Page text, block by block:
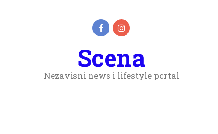
Scena
Nezavisni news i lifestyle portal